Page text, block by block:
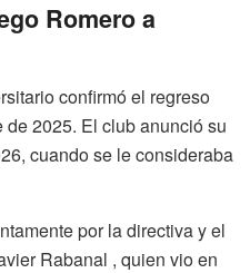
Romero a
confirmó el regreso
2025. El club anunció su
cuando se le consideraba
por la directiva y el
Rabanal , quien vio en